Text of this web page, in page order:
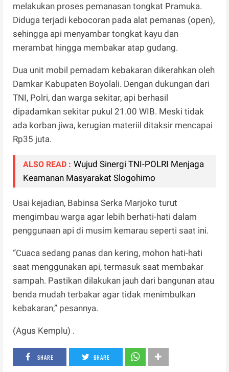
melakukan proses pemanasan tongkat Pramuka.
Diduga terjadi kebocoran pada alat pemanas (open),
sehingga api menyambar tongkat kayu dan
merambat hingga membakar atap gudang.
Dua unit mobil pemadam kebakaran dikerahkan oleh
Damkar Kabupaten Boyolali. Dengan dukungan dari
TNI, Polri, dan warga sekitar, api berhasil
dipadamkan sekitar pukul 21.00 WIB. Meski tidak
ada korban jiwa, kerugian materiil ditaksir mencapai
Rp35 juta.
ALSO READ : Wujud Sinergi TNI-POLRI Menjaga
Keamanan Masyarakat Slogohimo
Usai kejadian, Babinsa Serka Marjoko turut
mengimbau warga agar lebih berhati-hati dalam
penggunaan api di musim kemarau seperti saat ini.
“Cuaca sedang panas dan kering, mohon hati-hati
saat menggunakan api, termasuk saat membakar
sampah. Pastikan dilakukan jauh dari bangunan atau
benda mudah terbakar agar tidak menimbulkan
kebakaran,” pesannya.
(Agus Kemplu) .
SHARE SHARE